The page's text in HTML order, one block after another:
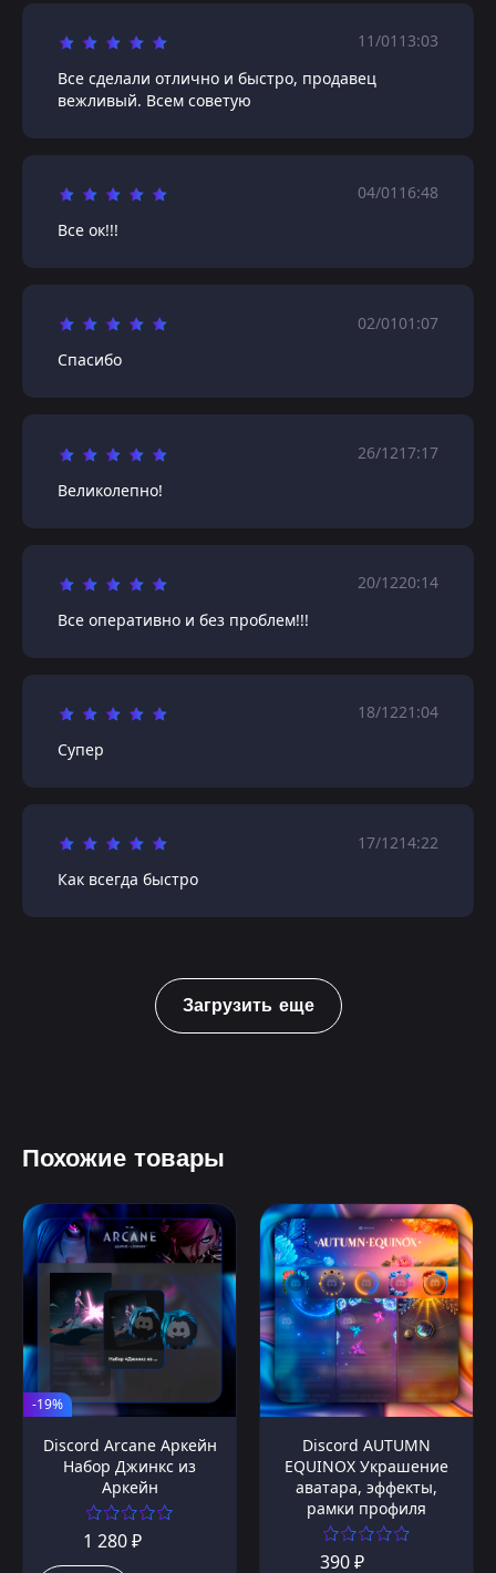
11/01 13:03
Все сделали отлично и быстро, продавец
вежливый. Всем советую
04/01 16:48
Все ок!!!
02/0101:07
Спасибо
26/1217:17
Великолепно!
20/1220:14
Все оперативно и без проблем!!!
18/1221:04
Супер
17/1214:22
Как всегда быстро
Загрузить еще
Похожие товары
-19%
Discord Arcane Аркейн
Набор Джинкс из
Аркейн
1 280 ₽
Discord AUTUMN
EQUINOX Украшение
аватара, эффекты,
рамки профиля
390 ₽